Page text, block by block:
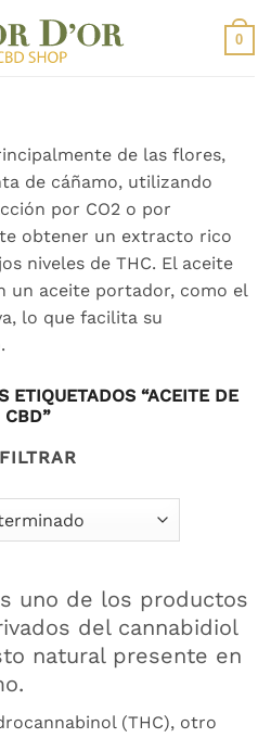
0
de las flores,
de cáñamo, utilizando
por CO2 o por
obtener un extracto rico
niveles de THC. El aceite
un aceite portador, como el
lo que facilita su
ETIQUETADOS “ACEITE DE
CBD”
FILTRAR
uno de los productos
del cannabidiol
natural presente en
(THC), otro